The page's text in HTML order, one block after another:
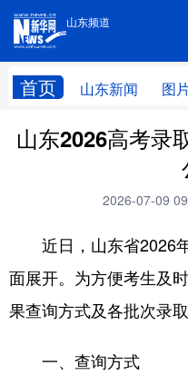
山东频道
首页 山东新闻 图
手机版
学习进行时 高层
科技 科普
健康 军事
食品
山东2026高考录
2026-07-09
近日，山东省2026
面展开。为方便考生及
果查询方式及各批次录
一、查询方式